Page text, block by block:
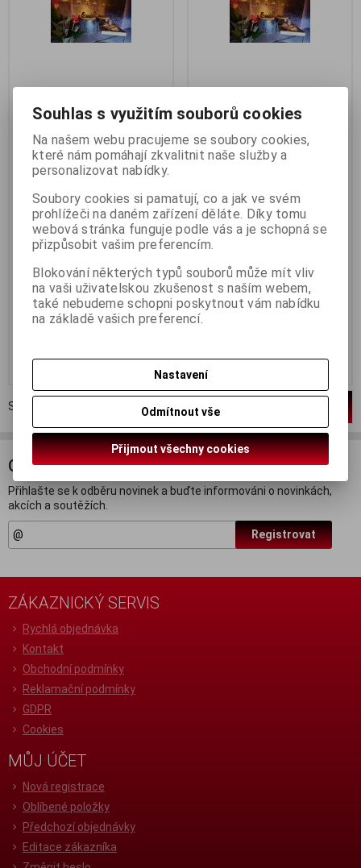
KOUPEL PRO 1 OSOBU dle
Katalogové číslo:02001
Termín dodání (dny):3
Relaxace při koupeli s
občerstvením je ideální způsob,
jak si dopřát okamžik klidu a
odpočinku. Tato kombinace
nabízí nejen uvolnění těla ve
voňavé koupeli s aromatickými
přípravky, ale i příjemné
občerstvení, které umožňuje plně
si vychutnat chvíle pohody. Tento
rituál je skvělým způsobem, jak
uniknout každodenním
starostem a dopřát si...
Koupit
KOUPEL PRO 2 OSOBY dle
Katalogové číslo:02002
Termín dodání (dny):
občerstvením je ideální způsob,
jak si dopřát okamžik klidu a
odpočinku. Tato kombinace
nabízí nejen uvolnění těla ve
voňavé koupeli s aromatickými
přípravky, ale i příjemné
občerstvení, které umožňuje plně
si vychutnat chvíle pohody. Tento
rituál je skvělým způsobem, jak
uniknout každodenním
starostem a dopřát si...
Koupit
Strana záznamů
ODBĚR NOVINEK
Přihlašte se k odběru novinek a buďte informováni o novinkách,
akcích a soutěžích.
Registrovat
ZÁKAZNICKÝ SERVIS
Rychlá objednávka
Kontakt
Obchodní podmínky
Reklamační podmínky
GDPR
Cookies
MŮJ ÚČET
Nová registrace
Oblíbené položky
Předchozí objednávky
Editace zákazníka
Souhlas s využitím souborů cookies
Na našem webu pracujeme se soubory cookies,
které nám pomáhají zkvalitnit naše služby a
personalizovat nabídky.
Soubory cookies si pamatují, co a jak ve svém
prohlížeči na daném zařízení děláte. Díky tomu
webová stránka funguje podle vás a je schopná se
přizpůsobit vašim preferencím.
Blokování některých typů souborů může mít vliv
na vaši uživatelskou zkušenost s naším webem,
také nebudeme schopni poskytnout vám nabídku
na základě vašich preferencí.
Nastavení
Odmítnout vše
Přijmout všechny cookies